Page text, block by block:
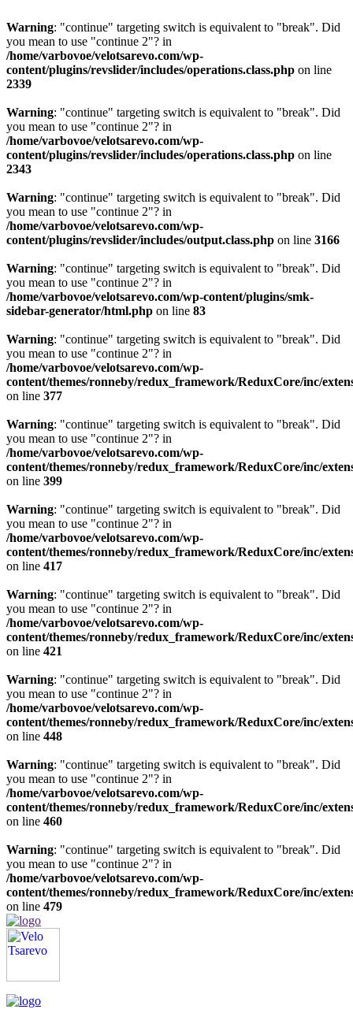
Warning: "continue" targeting switch is equivalent to "break". Did
you mean to use "continue 2"? in
/home/varbovoe/velotsarevo.com/wp-
content/plugins/revslider/includes/operations.class.php on line
2339
Warning: "continue" targeting switch is equivalent to "break". Did
you mean to use "continue 2"? in
/home/varbovoe/velotsarevo.com/wp-
content/plugins/revslider/includes/operations.class.php on line
2343
Warning: "continue" targeting switch is equivalent to "break". Did
you mean to use "continue 2"? in
/home/varbovoe/velotsarevo.com/wp-
content/plugins/revslider/includes/output.class.php on line 3166
Warning: "continue" targeting switch is equivalent to "break". Did
you mean to use "continue 2"? in
/home/varbovoe/velotsarevo.com/wp-content/plugins/smk-
sidebar-generator/html.php on line 83
Warning: "continue" targeting switch is equivalent to "break". Did
you mean to use "continue 2"? in
/home/varbovoe/velotsarevo.com/wp-
content/themes/ronneby/redux_framework/ReduxCore/inc/
on line 377
Warning: "continue" targeting switch is equivalent to "break". Did
you mean to use "continue 2"? in
/home/varbovoe/velotsarevo.com/wp-
content/themes/ronneby/redux_framework/ReduxCore/inc/
on line 399
Warning: "continue" targeting switch is equivalent to "break". Did
you mean to use "continue 2"? in
/home/varbovoe/velotsarevo.com/wp-
content/themes/ronneby/redux_framework/ReduxCore/inc/
on line 417
Warning: "continue" targeting switch is equivalent to "break". Did
you mean to use "continue 2"? in
/home/varbovoe/velotsarevo.com/wp-
content/themes/ronneby/redux_framework/ReduxCore/inc/
on line 421
Warning: "continue" targeting switch is equivalent to "break". Did
you mean to use "continue 2"? in
/home/varbovoe/velotsarevo.com/wp-
content/themes/ronneby/redux_framework/ReduxCore/inc/
on line 448
Warning: "continue" targeting switch is equivalent to "break". Did
you mean to use "continue 2"? in
/home/varbovoe/velotsarevo.com/wp-
content/themes/ronneby/redux_framework/ReduxCore/inc/
on line 460
Warning: "continue" targeting switch is equivalent to "break". Did
you mean to use "continue 2"? in
/home/varbovoe/velotsarevo.com/wp-
content/themes/ronneby/redux_framework/ReduxCore/inc/
on line 479